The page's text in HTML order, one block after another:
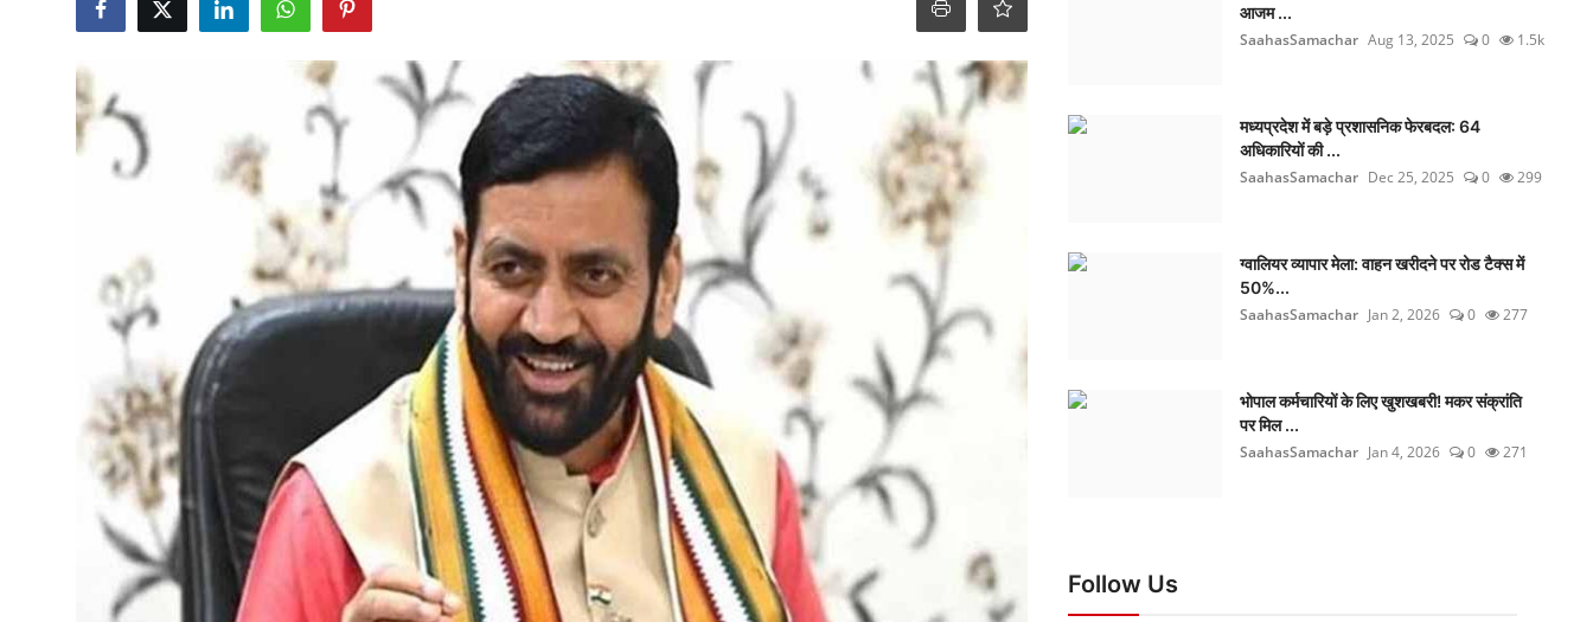
आजम ...
SaahasSamachar Aug 13, 2025 0 1.5k
मध्यप्रदेश में बड़े प्रशासनिक फेरबदल: 64
अधिकारियों की ...
SaahasSamachar Dec 25, 2025 0 299
ग्वालियर व्यापार मेला: वाहन खरीदने पर रोड टैक्स में
50%...
SaahasSamachar Jan 2, 2026 0 277
भोपाल कर्मचारियों के लिए खुशखबरी! मकर संक्रांति
पर मिल ...
SaahasSamachar Jan 4, 2026 0 271
Follow Us